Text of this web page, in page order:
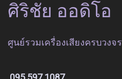
ศิริชัย ออดิโอ
ศูนย์รวมเครื่องเสียงครบวงจร